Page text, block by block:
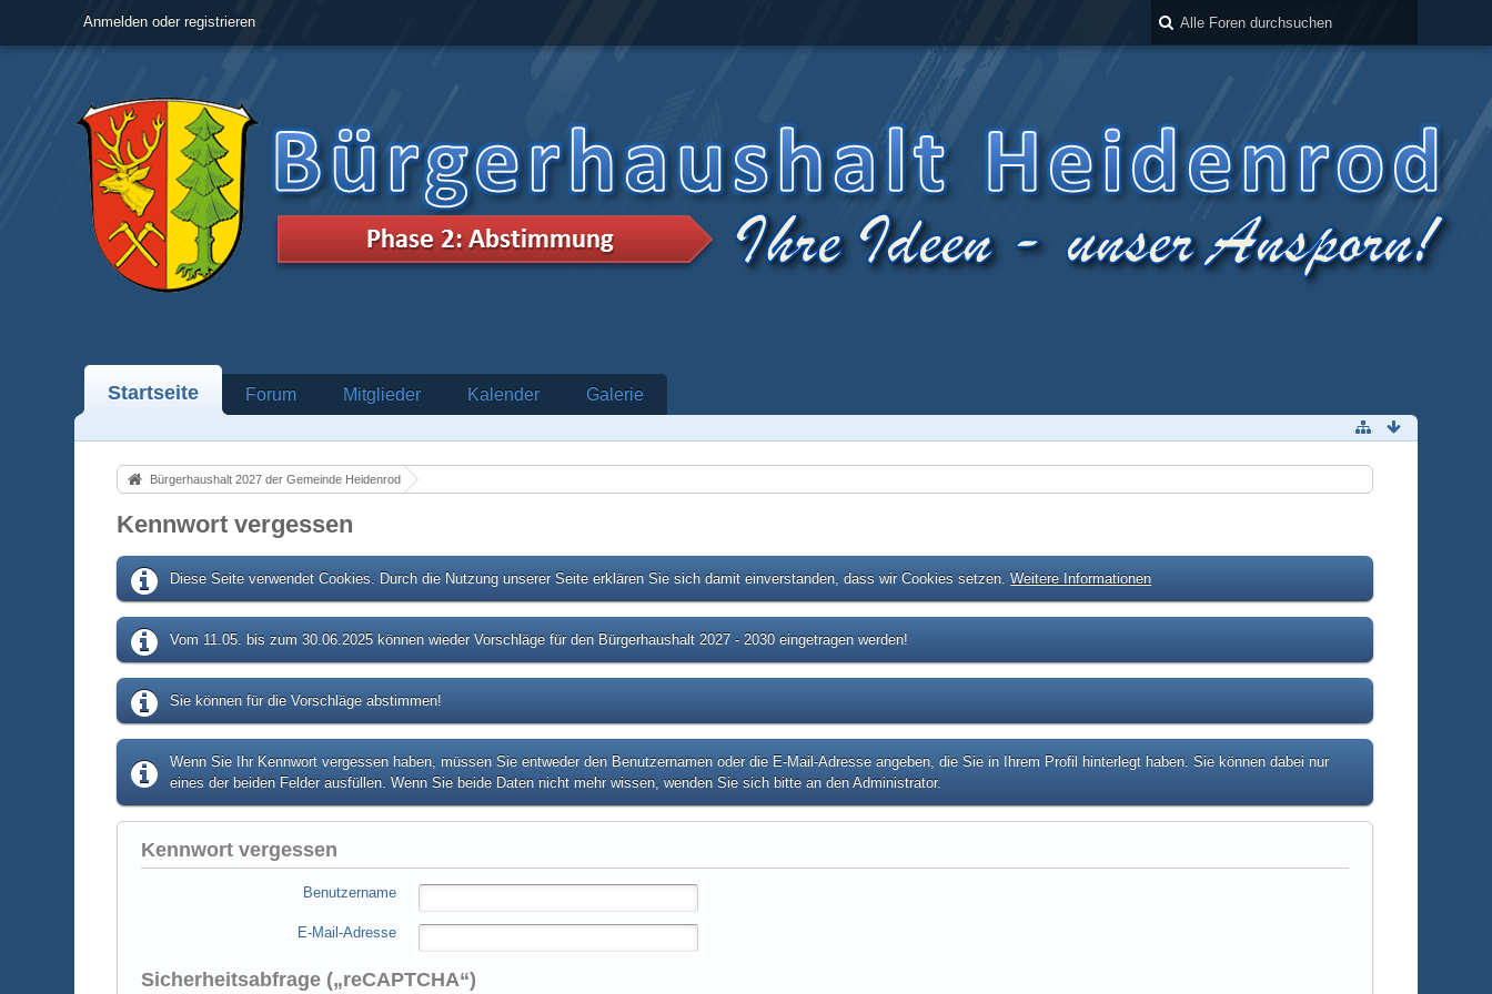
Anmelden oder registrieren
Startseite Forum Mitglieder Kalender Galerie
Bürgerhaushalt 2027 der Gemeinde Heidenrod
Kennwort vergessen
Diese Seite verwendet Cookies. Durch die Nutzung unserer Seite erklären Sie sich damit einverstanden, dass wir Cookies setzen.Weitere Informationen
Vom 11.05. bis zum 30.06.2025 können wieder Vorschläge für den Bürgerhaushalt 2027 - 2030 eingetragen werden!
Sie können für die Vorschläge abstimmen!
Wenn Sie Ihr Kennwort vergessen haben, müssen Sie entweder den Benutzernamen oder die E-Mail-Adresse angeben, die Sie in Ihrem Profil hinterlegt haben. Sie können dabei nur
eines der beiden Felder ausfüllen. Wenn Sie beide Daten nicht mehr wissen, wenden Sie sich bitte an den Administrator.
Kennwort vergessen
Benutzername
E-Mail-Adresse
Sicherheitsabfrage („reCAPTCHA“)